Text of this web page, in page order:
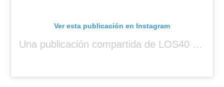
Ver esta publicación en Instagram
Una publicación compartida de LOS40 Panamá 🇵🇦 🎙️🎶 (@los40panama)